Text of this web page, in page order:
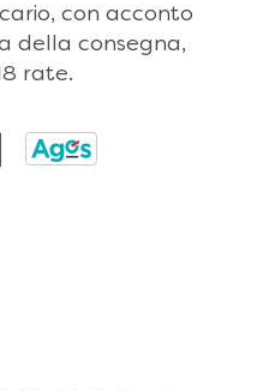
con acconto
della consegna,
rate.